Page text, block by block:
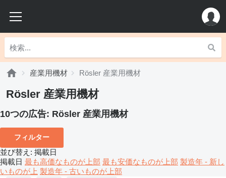
産業用機材 Rösler 産業用機材
Rösler 産業用機材
10つの広告: Rösler 産業用機材
フィルター
並び替え : 掲載日
掲載日 最も高価なものが上部 最も安価なものが上部 製造年 - 新し
いものが上 製造年 - 古いものが上部